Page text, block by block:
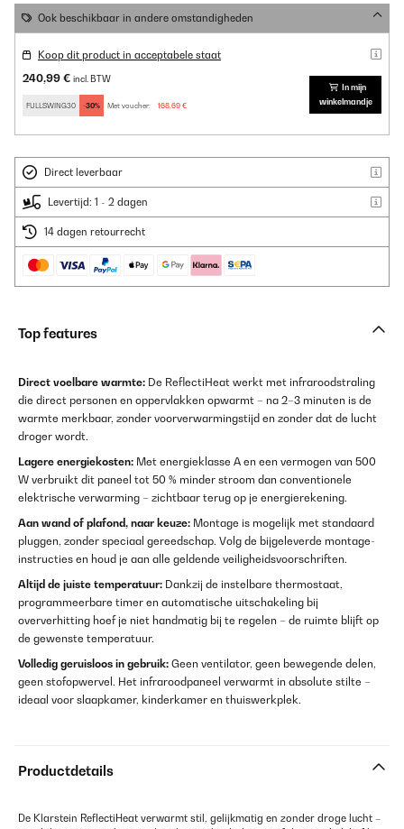
Ook beschikbaar in andere omstandigheden
Koop dit product in acceptabele staat
240,99 € incl. BTW
FULLSWING30 -30% Met voucher: 168,69 €
In mijn
winkelmandje
Direct leverbaar
Levertijd: 1 - 2 dagen
14 dagen retourrecht
Top features
Direct voelbare warmte: De ReflectiHeat werkt met infraroodstraling
die direct personen en oppervlakken opwarmt – na 2–3 minuten is de
warmte merkbaar, zonder voorverwarmingstijd en zonder dat de lucht
droger wordt.
Lagere energiekosten: Met energieklasse A en een vermogen van 500
W verbruikt dit paneel tot 50 % minder stroom dan conventionele
elektrische verwarming – zichtbaar terug op je energierekening.
Aan wand of plafond, naar keuze: Montage is mogelijk met standaard
pluggen, zonder speciaal gereedschap. Volg de bijgeleverde montage-
instructies en houd je aan alle geldende veiligheidsvoorschriften.
Altijd de juiste temperatuur: Dankzij de instelbare thermostaat,
programmeerbare timer en automatische uitschakeling bij
oververhitting hoef je niet handmatig bij te regelen – de ruimte blijft op
de gewenste temperatuur.
Volledig geruisloos in gebruik: Geen ventilator, geen bewegende delen,
geen stofopwervel. Het infraroodpaneel verwarmt in absolute stilte –
ideaal voor slaapkamer, kinderkamer en thuiswerkplek.
Productdetails
De Klarstein ReflectiHeat verwarmt stil, gelijkmatig en zonder droge lucht –